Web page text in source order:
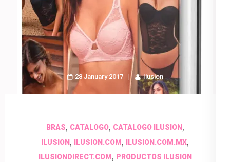
28 January 2017 Ilusion
BRAS, CATALOGO, CATALOGO ILUSION,
ILUSION, ILUSION.COM, ILUSION.COM.MX,
ILUSIONDIRECT.COM, PRODUCTOS ILUSION